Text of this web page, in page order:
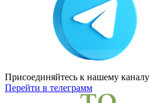
Присоединяйтесь к нашему каналу
Перейти в телеграмм